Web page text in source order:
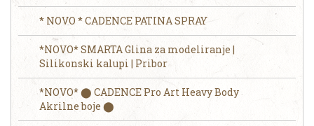
* NOVO * CADENCE PATINA SPRAY
*NOVO* SMARTA Glina za modeliranje |
Silikonski kalupi | Pribor
*NOVO* ⬤ CADENCE Pro Art Heavy Body
Akrilne boje ⬤